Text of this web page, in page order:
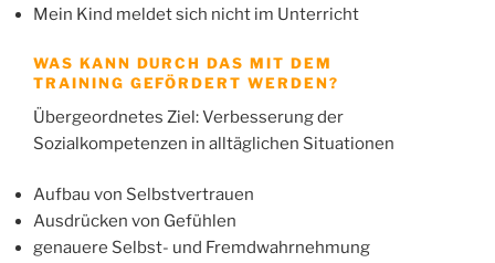
Mein Kind meldet sich nicht im Unterricht
WAS KANN DURCH DAS MIT DEM
TRAINING GEFÖRDERT WERDEN?
Übergeordnetes Ziel: Verbesserung der
Sozialkompetenzen in alltäglichen Situationen
Aufbau von Selbstvertrauen
Ausdrücken von Gefühlen
genauere Selbst- und Fremdwahrnehmung